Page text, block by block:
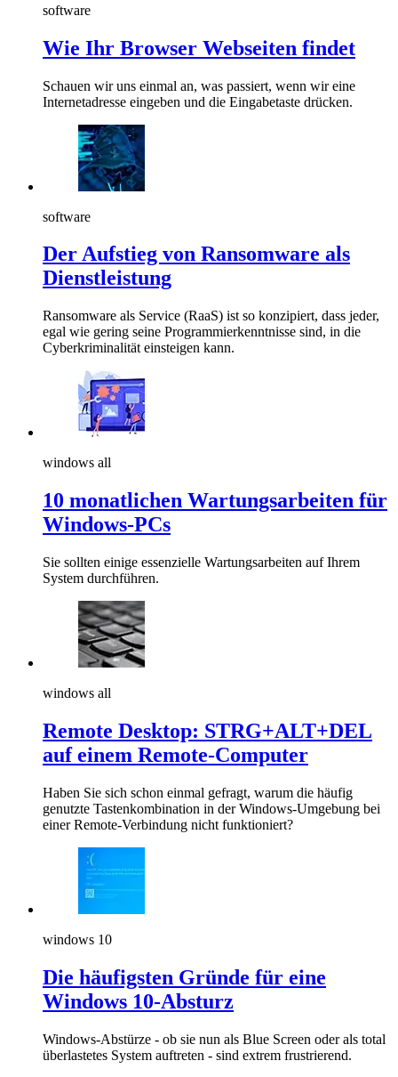
software
Wie Ihr Browser Webseiten findet
Schauen wir uns einmal an, was passiert, wenn wir eine
Internetadresse eingeben und die Eingabetaste drücken.
software
Der Aufstieg von Ransomware als
Dienstleistung
Ransomware als Service (RaaS) ist so konzipiert, dass jeder,
egal wie gering seine Programmierkenntnisse sind, in die
Cyberkriminalität einsteigen kann.
windows all
10 monatlichen Wartungsarbeiten für
Windows-PCs
Sie sollten einige essenzielle Wartungsarbeiten auf Ihrem
System durchführen.
windows all
Remote Desktop: STRG+ALT+DEL
auf einem Remote-Computer
Haben Sie sich schon einmal gefragt, warum die häufig
genutzte Tastenkombination in der Windows-Umgebung bei
einer Remote-Verbindung nicht funktioniert?
windows 10
Die häufigsten Gründe für eine
Windows 10-Absturz
Windows-Abstürze - ob sie nun als Blue Screen oder als total
überlastetes System auftreten - sind extrem frustrierend.